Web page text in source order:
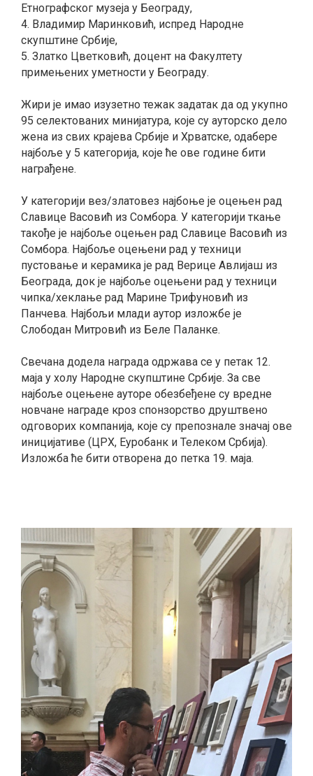
Етнографског музеја у Београду,
4. Владимир Маринковић, испред Народне
скупштине Србије,
5. Златко Цветковић, доцент на Факултету
примењених уметности у Београду.
Жири је имао изузетно тежак задатак да од укупно
95 селектованих минијатура, које су ауторско дело
жена из свих крајева Србије и Хрватске, одабере
најбоље у 5 категорија, које ће ове године бити
награђене.
У категорији вез/златовез најбоње је оцењен рад
Славице Васовић из Сомбора. У категорији ткање
такође је најбоље оцењен рад Славице Васовић из
Сомбора. Најбоље оцењени рад у техници
пустовање и керамика је рад Верице Авлијаш из
Београда, док је најбоље оцењени рад у техници
чипка/хеклање рад Марине Трифуновић из
Панчева. Најбољи млади аутор изложбе је
Слободан Митровић из Беле Паланке.
Свечана додела награда одржава се у петак 12.
маја у холу Народне скупштине Србије. За све
најбоље оцењене ауторе обезбеђене су вредне
новчане награде кроз спонзорство друштвено
одговорих компанија, које су препознале значај ове
иницијативе (ЦРХ, Еуробанк и Телеком Србија).
Изложба ће бити отворена до петка 19. маја.